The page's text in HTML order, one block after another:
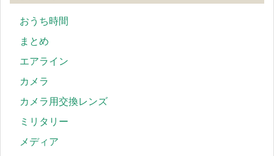
おうち時間
まとめ
エアライン
カメラ
カメラ用交換レンズ
ミリタリー
メディア